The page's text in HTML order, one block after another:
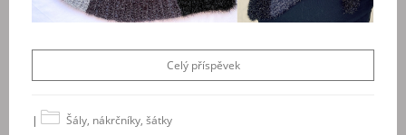
Celý příspěvek
| Šály, nákrčníky, šátky